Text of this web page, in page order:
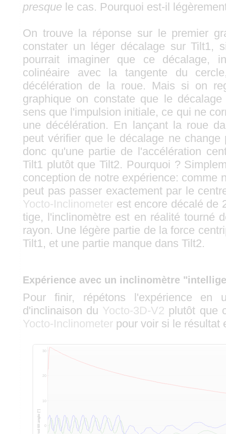
presque le cas. Pourquoi est-il
On trouve la réponse sur le premier
constater un léger décalage sur Tilt1,
pourrait imaginer que ce décalage,
colinéaire avec la tangente du
décélération de la roue. Mais si on
graphique on constate que le
sens que l'impulsion initiale, ce qui ne
une décélération. En lançant la roue
peut vérifier que le décalage ne change
donc qu'une partie de l'accélération
Tilt1 plutôt que Tilt2. Pourquoi ?
conception de notre expérience: comme
peut pas passer exactement par le
Yocto-Inclinometer est encore décalé de
tige, l'inclinomètre est en réalité tourné
rayon. Une légère partie de la force
Tilt1, et une partie manque dans Tilt2.
Expérience avec un inclinomètre
Pour finir, répétons l'expérience en
d'inclinaison du Yocto-3D-V2 plutôt que
Yocto-Inclinometer pour voir si le résultat